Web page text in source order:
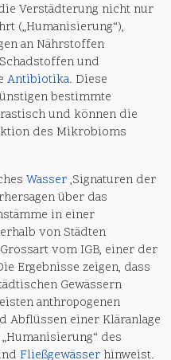
Verstädterung nicht nur
(„Humanisierung“),
an Nährstoffen
und
Antibiotika. Diese
bestimmte
und können die
des Mikrobioms
Wasser‚Signaturen der
über das
in einer
von Städten
vom IGB, einer der
Ergebnisse zeigen, dass
Gewässern
anthropogenen
Abflüssen einer Kläranlage
des
Fließgewässer hinweist.